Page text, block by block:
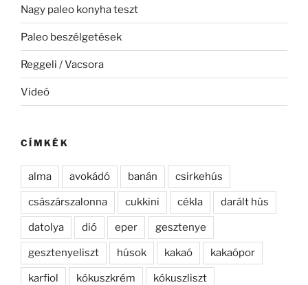
Nagy paleo konyha teszt
Paleo beszélgetések
Reggeli / Vacsora
Videó
CÍMKÉK
alma avokádó banán csirkehús
császárszalonna cukkini cékla darált hús
datolya dió eper gesztenye
gesztenyeliszt húsok kakaó kakaópor
karfiol kókuszkrém kókuszliszt